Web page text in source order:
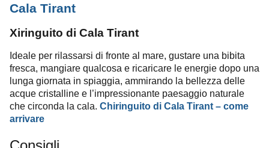
Cala Tirant
Xiringuito di Cala Tirant
Ideale per rilassarsi di fronte al mare, gustare una bibita
fresca, mangiare qualcosa e ricaricare le energie dopo una
lunga giornata in spiaggia, ammirando la bellezza delle
acque cristalline e l’impressionante paesaggio naturale
che circonda la cala. Chiringuito di Cala Tirant – come
arrivare